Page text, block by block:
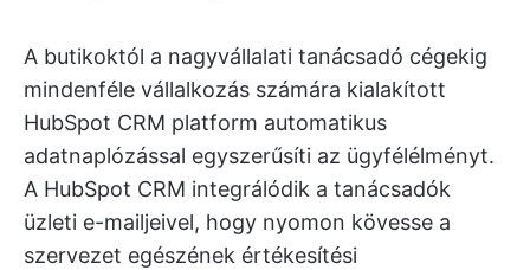
A butikoktól a nagyvállalati tanácsadó cégekig
mindenféle vállalkozás számára kialakított
HubSpot CRM platform automatikus
adatnaplózással egyszerűsíti az ügyfélélményt.
A HubSpot CRM integrálódik a tanácsadók
üzleti e-mailjeivel, hogy nyomon kövesse a
szervezet egészének értékesítési